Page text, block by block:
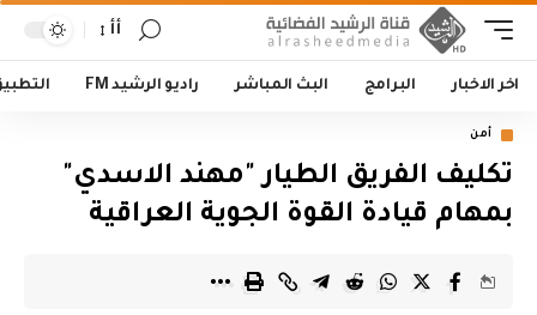
أأ
اخر الاخبار البرامج البث المباشر راديو الرشيد FM
أمن
تكليف الفريق الطيار "مهند الاسدي"
بمهام قيادة القوة الجوية العراقية